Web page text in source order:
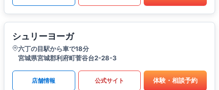
シュリーヨーガ
六丁の目駅から車で18分
宮城県宮城郡利府町菅谷台2-28-3
店舗情報 公式サイト 体験・相談予約